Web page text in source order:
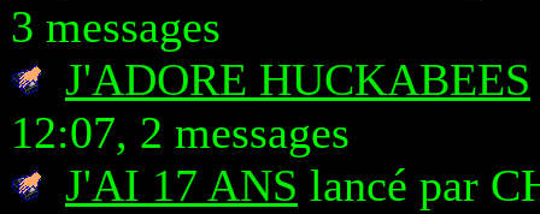
3 messages
J'ADORE HUCKABEES
12:07, 2 messages
J'AI 17 ANS lancé par